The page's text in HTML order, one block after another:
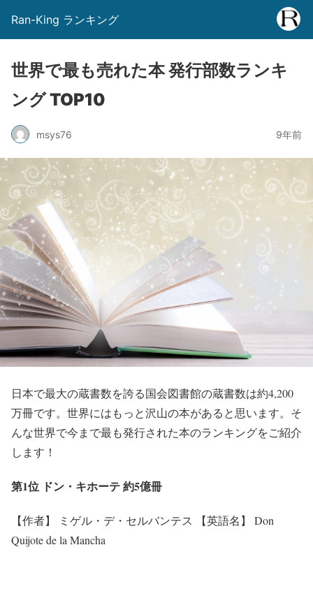
Ran-King ランキング
世界で最も売れた本 発行部数ランキ
ング TOP10
msys76 9年前
日本で最大の蔵書数を誇る国会図書館の蔵書数は約4,200
万冊です。世界にはもっと沢山の本があると思います。そ
んな世界で今まで最も発行された本のランキングをご紹介
します！
第1位 ドン・キホーテ 約5億冊
【作者】 ミゲル・デ・セルバンテス 【英語名】 Don
Quijote de la Mancha